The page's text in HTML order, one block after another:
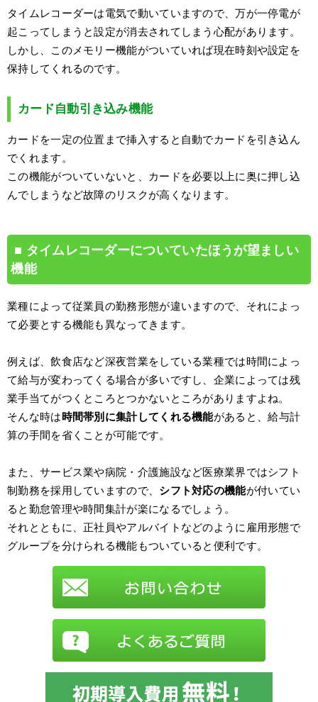
タイムレコーダーは電気で動いていますので、万が一停電が
起こってしまうと設定が消去されてしまう心配があります。
しかし、このメモリー機能がついていれば現在時刻や設定を
保持してくれるのです。
カード自動引き込み機能
カードを一定の位置まで挿入すると自動でカードを引き込ん
でくれます。
この機能がついていないと、カードを必要以上に奥に押し込
んでしまうなど故障のリスクが高くなります。
タイムレコーダーについていたほうが望ましい
機能
業種によって従業員の勤務形態が違いますので、それによっ
て必要とする機能も異なってきます。
例えば、飲食店など深夜営業をしている業種では時間によっ
て給与が変わってくる場合が多いですし、企業によっては残
業手当てがつくところとつかないところがありますよね。
そんな時は時間帯別に集計してくれる機能があると、給与計
算の手間を省くことが可能です。
また、サービス業や病院・介護施設など医療業界ではシフト
制勤務を採用していますので、 シフト対応の機能が付いてい
ると勤怠管理や時間集計が楽になるでしょう。
それとともに、正社員やアルバイトなどのように雇用形態で
グループを分けられる機能もついていると便利です。